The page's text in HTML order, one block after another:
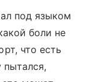
под языком
боли не
что есть